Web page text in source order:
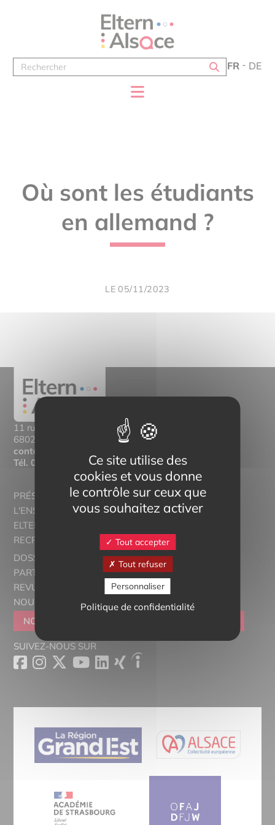
FR DE
Où sont les étudiants
en allemand ?
LE 05/11/2023
11 rue Mittlerweg,
68025 Colmar Cedex
contact@eltern-bilinguisme.org
Tél. 03 89 20 46 74
PRÉSENTATION
L'ENSEIGNEMENT BILINGUE
ELTERN ALSACE - EUROSTAGES
RECRUTORRS
DOSSIERS THÉMATIQUES
PARTENAIRES
REVUE DE PRESSE
NOUS CONTACTER
NOUS REJOINDRE
SUIVEZ-NOUS SUR
Ce site utilise des
cookies et vous donne
le contrôle sur ceux que
vous souhaitez activer
Tout accepter
Tout refuser
Personnaliser
Politique de confidentialité